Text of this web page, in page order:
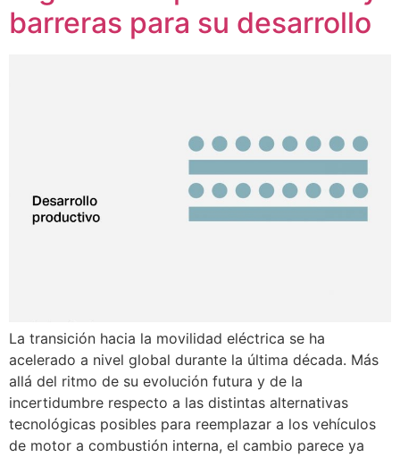
barreras para su desarrollo
La transición hacia la movilidad eléctrica se ha
acelerado a nivel global durante la última década. Más
allá del ritmo de su evolución futura y de la
incertidumbre respecto a las distintas alternativas
tecnológicas posibles para reemplazar a los vehículos
de motor a combustión interna, el cambio parece ya